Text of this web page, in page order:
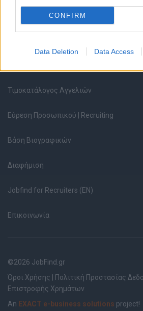
CONFIRM
Data Deletion Data Access
Υπολογισμός καθαρού μισθού
Τιμοκατάλογος Αγγελιών
Εύρεση Προσωπικού | Recruiting
Βάση Βιογραφικών
Διαφήμιση
Jobfind for Recruiters (EN)
Επικοινωνία
©2026 JobFind.gr
Όροι Χρήσης
Πολιτική Προστασίας
Επιστροφής Χρημάτων
An EXACT e-business solutions project!